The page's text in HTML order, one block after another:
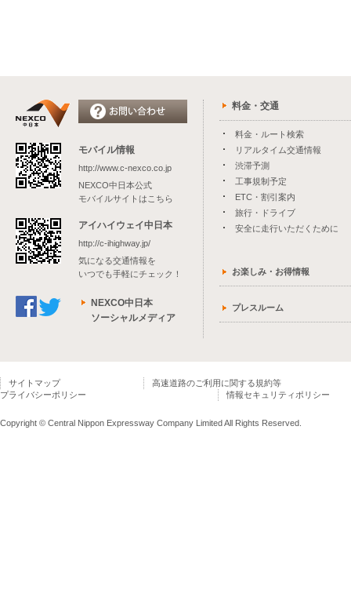
モバイル情報
http://www.c-nexco.co.jp
NEXCO中日本公式
モバイルサイトはこちら
アイハイウェイ中日本
http://c-ihighway.jp/
気になる交通情報を
いつでも手軽にチェック！
NEXCO中日本
ソーシャルメディア
料金・交通
料金・ルート検索
リアルタイム交通情報
渋滞予測
工事規制予定
ETC・割引案内
旅行・ドライブ
安全に走行いただくために
お楽しみ・お得情報
プレスルーム
サイトマップ
高速道路のご利用に関する規約等
プライバシーポリシー
情報セキュリティポリシー
Copyright © Central Nippon Expressway Company Limited All Rights Reserved.